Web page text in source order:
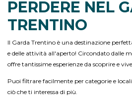
PERDERE NEL
TRENTINO
Il Garda Trentino è una destinazione
e delle attività all'aperto! Circondato dalle
offre tantissime esperienze da scoprire e
Puoi filtrare facilmente per categorie e
ciò che ti interessa di più.